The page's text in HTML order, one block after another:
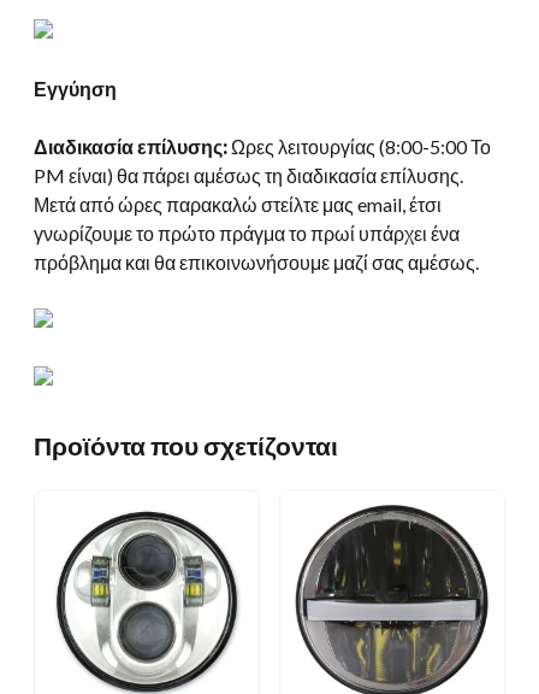
Εγγύηση
Διαδικασία επίλυσης: Ωρες λειτουργίας (8:00-5:00 Το
PM είναι) θα πάρει αμέσως τη διαδικασία επίλυσης.
Μετά από ώρες παρακαλώ στείλτε μας email, έτσι
γνωρίζουμε το πρώτο πράγμα το πρωί υπάρχει ένα
πρόβλημα και θα επικοινωνήσουμε μαζί σας αμέσως.
Προϊόντα που σχετίζονται